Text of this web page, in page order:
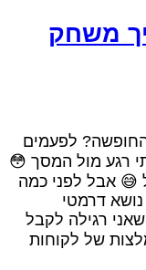
משחק
לפעמים
רגע מול המסך 😳
😅 אבל לפני כמה
דרמטי
רגילה לקבל
של לקוחות